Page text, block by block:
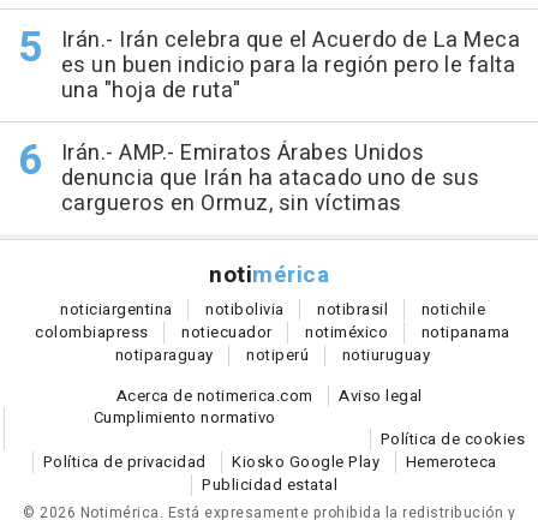
Irán.- Irán celebra que el Acuerdo de La Meca
es un buen indicio para la región pero le falta
una "hoja de ruta"
Irán.- AMP.- Emiratos Árabes Unidos
denuncia que Irán ha atacado uno de sus
cargueros en Ormuz, sin víctimas
notimérica
noticiargentina notibolivia notibrasil notichile
colombiapress notiecuador notiméxico notipanama
notiparaguay notiperú notiuruguay
Acerca de notimerica.com
Aviso legal
Cumplimiento normativo
Política de cookies
Política de privacidad
Kiosko Google Play
Hemeroteca
Publicidad estatal
© 2026 Notimérica. Está expresamente prohibida la redistribución y